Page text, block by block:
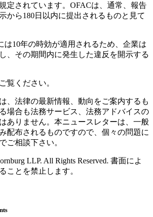
定されています。 OFACは、通常、報告
から180日以内に提出されるものと見て
は10年の時効が適用されるため、企業は
、その期間内に発生した違反を開示する
覧ください。
、法律の最新情報、動向をご案内するも
場合も法務サービス、法務アドバイスの
ありません。本ニュースレターは、一般
配布されるものですので、個々の問題に
ご相談下さい。
LLP. All Rights Reserved. 書面によ
ことを禁止します。